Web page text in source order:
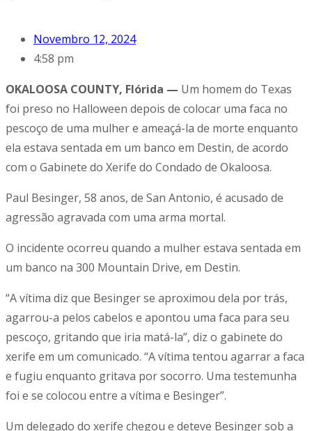
Novembro 12, 2024
4:58 pm
OKALOOSA COUNTY, Flórida — Um homem do Texas
foi preso no Halloween depois de colocar uma faca no
pescoço de uma mulher e ameaçá-la de morte enquanto
ela estava sentada em um banco em Destin, de acordo
com o Gabinete do Xerife do Condado de Okaloosa.
Paul Besinger, 58 anos, de San Antonio, é acusado de
agressão agravada com uma arma mortal.
O incidente ocorreu quando a mulher estava sentada em
um banco na 300 Mountain Drive, em Destin.
“A vítima diz que Besinger se aproximou dela por trás,
agarrou-a pelos cabelos e apontou uma faca para seu
pescoço, gritando que iria matá-la”, diz o gabinete do
xerife em um comunicado. “A vítima tentou agarrar a faca
e fugiu enquanto gritava por socorro. Uma testemunha
foi e se colocou entre a vítima e Besinger”.
Um delegado do xerife chegou e deteve Besinger sob a